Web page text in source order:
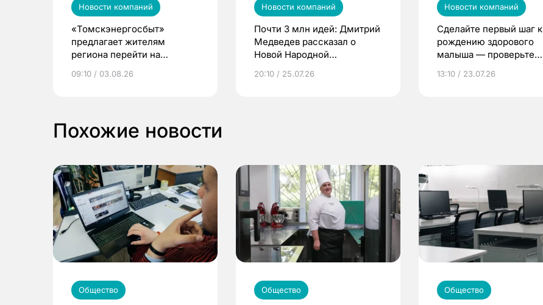
Новости компаний
«Томскэнергосбыт»
предлагает жителям
региона перейти на
выиграть призы
09:10 / 03.08.26
Новости компаний
Почти 3 млн идей: Дмитрий
Медведев рассказал о
Новой Народной
20:10 / 25.07.26
Новости компаний
Сделайте первый шаг к
рождению здорового
малыша — проверьте
по ОМС!
13:10 / 23.07.26
Похожие новости
Общество Общество Общество